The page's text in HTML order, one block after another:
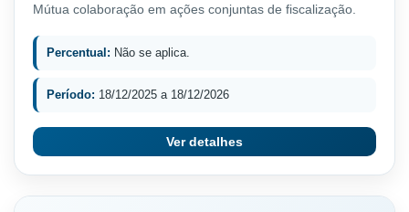
Mútua colaboração em ações conjuntas de fiscalização.
Percentual: Não se aplica.
Período: 18/12/2025 a 18/12/2026
Ver detalhes